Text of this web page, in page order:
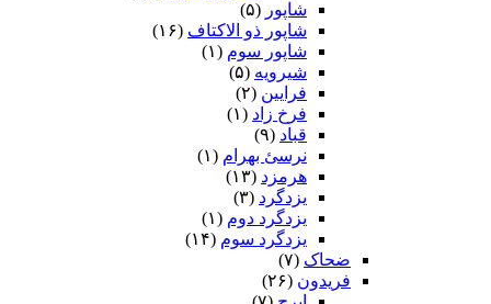
شاپور (۵)
شاپور ذو الاکتاف (۱۶)
شاپور سوم‏ (۱)
شیرویه (۵)
فرایین (۲)
فرخ زاد (۱)
قباد (۹)
نرسئ بهرام‏ (۱)
هرمزد (۱۳)
یزدگرد (۳)
یزدگرد دوم (۱)
یزدگرد سوم (۱۴)
ضحاک (۷)
فریدون (۲۶)